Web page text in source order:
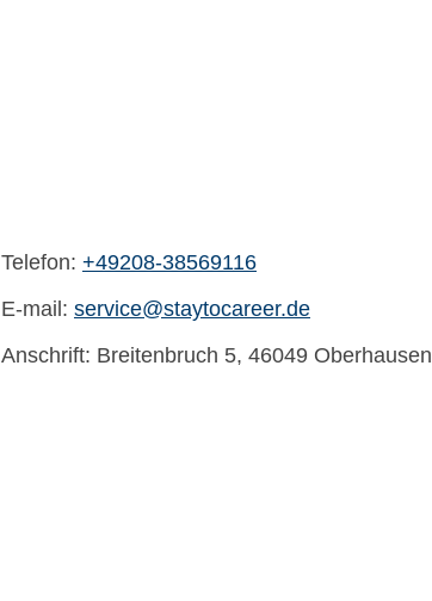
Telefon: +49208-38569116
E-mail: service@staytocareer.de
Anschrift: Breitenbruch 5, 46049 Oberhausen